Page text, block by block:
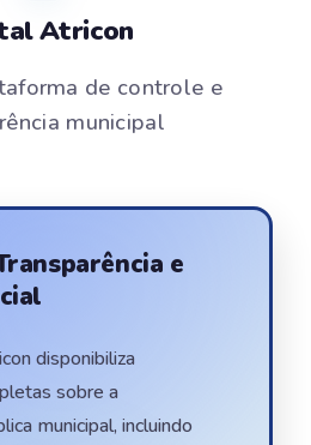
Atricon
de controle e
municipal
e
disponibiliza
sobre a
municipal, incluindo